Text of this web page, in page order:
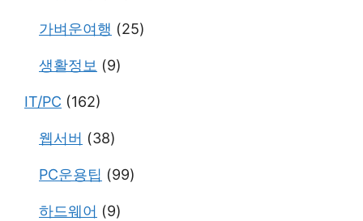
가벼운여행 (25)
생활정보 (9)
IT/PC (162)
웹서버 (38)
PC운용팁 (99)
하드웨어 (9)